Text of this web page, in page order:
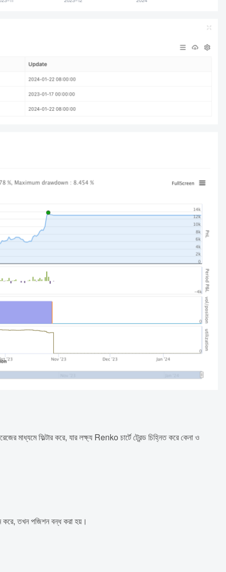
ফিল্টার করে, যার লক্ষ্য Renko চার্টে ট্রেন্ড চিহ্নিত করে কেনা ও
করে, তখন পজিশন বন্ধ করা হয়।